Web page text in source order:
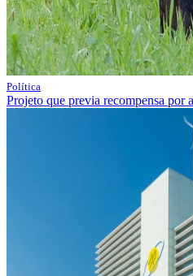
Política
Projeto que previa recompensa por